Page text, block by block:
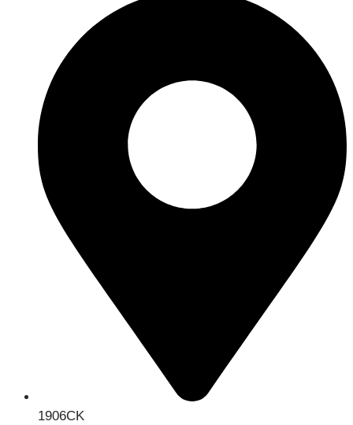
1906CK